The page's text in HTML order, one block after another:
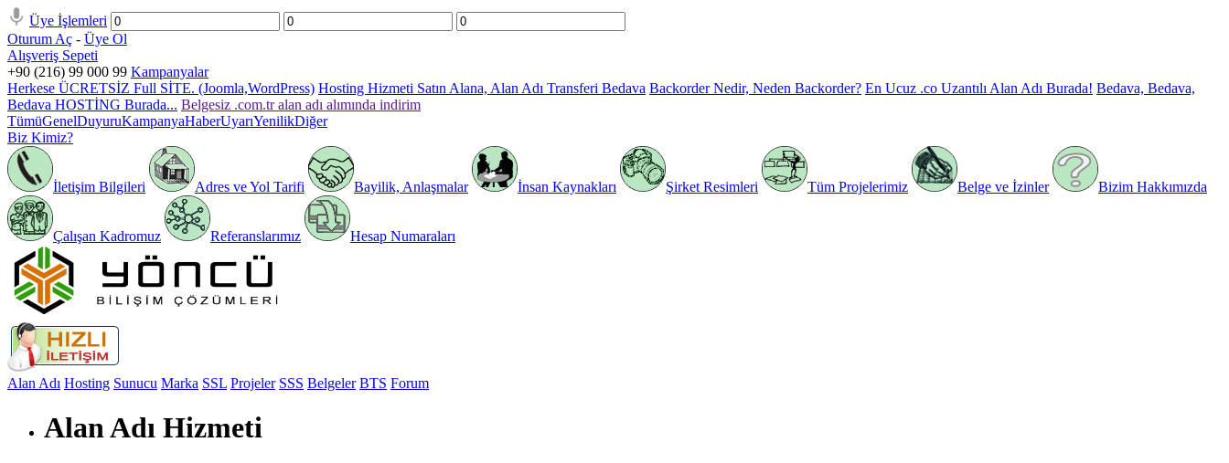
Üye İşlemleri
Oturum Aç - Üye Ol
Alışveriş Sepeti
+90 (216) 99 000 99 Kampanyalar
Herkese ÜCRETSİZ Full SİTE. (Joomla,WordPress) Hosting Hizmeti Satın Alana, Alan Adı Transferi Bedava Backorder Nedir, Neden Backorder? En Ucuz .co Uzantılı Alan Adı Burada! Bedava, Bedava,
Bedava HOSTİNG Burada... Belgesiz .com.tr alan adı alımında indirim
TümüGenelDuyuruKampanyaHaberUyarıYenilikDiğer
Biz Kimiz?
İletişim Bilgileri Adres ve Yol Tarifi Bayilik, Anlaşmalar İnsan Kaynakları Şirket Resimleri Tüm Projelerimiz Belge ve İzinler Bizim Hakkımızda
Çalışan Kadromuz Referanslarımız Hesap Numaraları
Alan Adı Hosting Sunucu Marka SSL Projeler SSS Belgeler BTS Forum
Alan Adı Hizmeti